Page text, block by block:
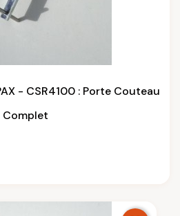
- CSR4100 : Porte Couteau
Complet